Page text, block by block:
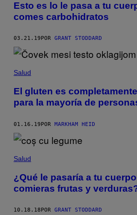
Esto es lo le pasa a tu
comes carbohidratos
03.21.19 POR GRANT STODDARD
Salud
El gluten es
para la mayoría de
01.16.19POR MARKHAM HEID
Salud
¿Qué le pasaría a tu
comieras frutas y
10.18.18 POR GRANT STODDARD